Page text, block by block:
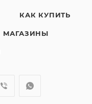
КАК КУПИТЬ
МАГАЗИНЫ